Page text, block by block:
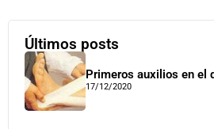
Últimos posts
Primeros auxilios en el
17/12/2020